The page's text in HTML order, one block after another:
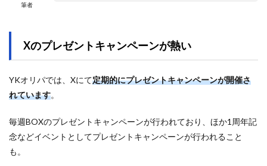
筆者
Xのプレゼントキャンペーンが熱い
YKオリパでは、Xにて定期的にプレゼントキャンペーンが開催さ
れています。
毎週BOXのプレゼントキャンペーンが行われており、ほか1周年記
念などイベントとしてプレゼントキャンペーンが行われること
も。